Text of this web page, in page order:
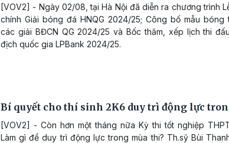
[VOV2] - Ngày 02/08, tại Hà Nội đã diễn ra chương trình
chính Giải bóng đá HNQG 2024/25; Công bố mẫu bóng
các giải BĐCN QG 2024/25 và Bốc thăm, xếp lịch thi
địch quốc gia LPBank 2024/25.
Bí quyết cho thí sinh 2K6 duy trì động lực
[VOV2] - Còn hơn một tháng nữa Kỳ thi tốt nghiệp
Làm gì để duy trì động lực trong mùa thi? Th.sỹ Bùi